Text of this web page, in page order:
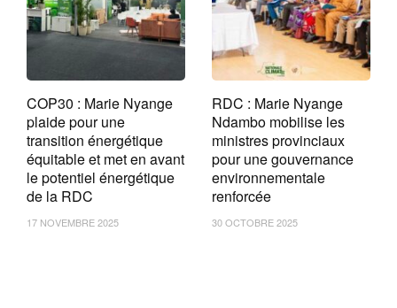
COP30 : Marie Nyange
plaide pour une
transition énergétique
équitable et met en avant
le potentiel énergétique
de la RDC
17 NOVEMBRE 2025
RDC : Marie Nyange
Ndambo mobilise les
ministres provinciaux
pour une gouvernance
environnementale
renforcée
30 OCTOBRE 2025